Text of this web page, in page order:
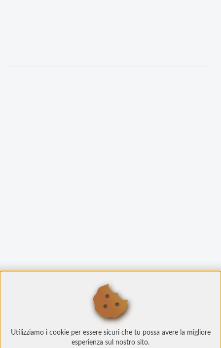
Utilizziamo i cookie per essere sicuri che tu possa avere la migliore
esperienza sul nostro sito.